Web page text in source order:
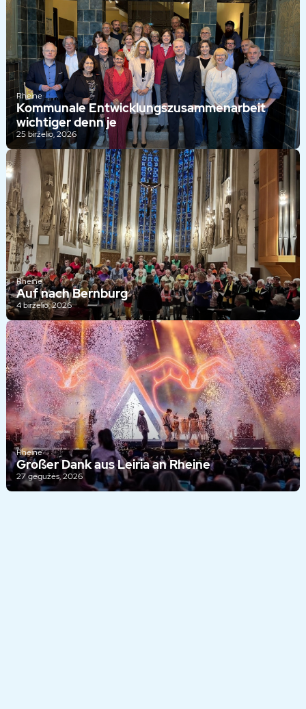
Rheine
Kommunale Entwicklungszusammenarbeit
wichtiger denn je
25 birželio, 2026
Rheine
Auf nach Bernburg
4 birželio, 2026
Rheine
Großer Dank aus Leiria an Rheine
27 gegužės, 2026